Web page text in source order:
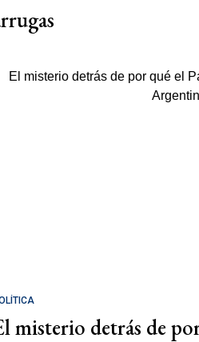
misterio detrás de